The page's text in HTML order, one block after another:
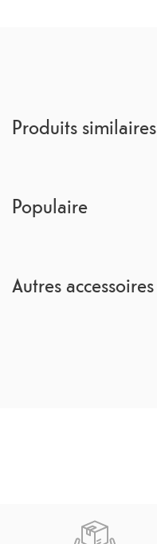
Produits similaires
Populaire
Autres accessoires